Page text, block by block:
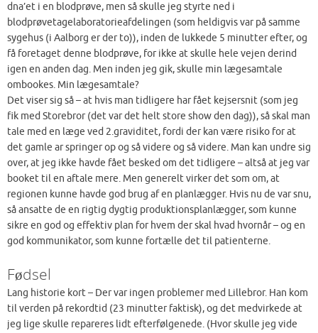
dna’et i en blodprøve, men så skulle jeg styrte ned i
blodprøvetagelaboratorieafdelingen (som heldigvis var på samme
sygehus (i Aalborg er der to)), inden de lukkede 5 minutter efter, og
få foretaget denne blodprøve, for ikke at skulle hele vejen derind
igen en anden dag. Men inden jeg gik, skulle min lægesamtale
ombookes. Min lægesamtale?
Det viser sig så – at hvis man tidligere har fået kejsersnit (som jeg
fik med Storebror (det var det helt store show den dag)), så skal man
tale med en læge ved 2.graviditet, fordi der kan være risiko for at
det gamle ar springer op og så videre og så videre. Man kan undre sig
over, at jeg ikke havde fået besked om det tidligere – altså at jeg var
booket til en aftale mere. Men generelt virker det som om, at
regionen kunne havde god brug af en planlægger. Hvis nu de var snu,
så ansatte de en rigtig dygtig produktionsplanlægger, som kunne
sikre en god og effektiv plan for hvem der skal hvad hvornår – og en
god kommunikator, som kunne fortælle det til patienterne.
Fødsel
Lang historie kort – Der var ingen problemer med Lillebror. Han kom
til verden på rekordtid (23 minutter faktisk), og det medvirkede at
jeg lige skulle repareres lidt efterfølgenede. (Hvor skulle jeg vide